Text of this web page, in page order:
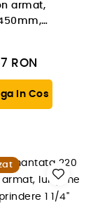
armat,
RON
In Cos